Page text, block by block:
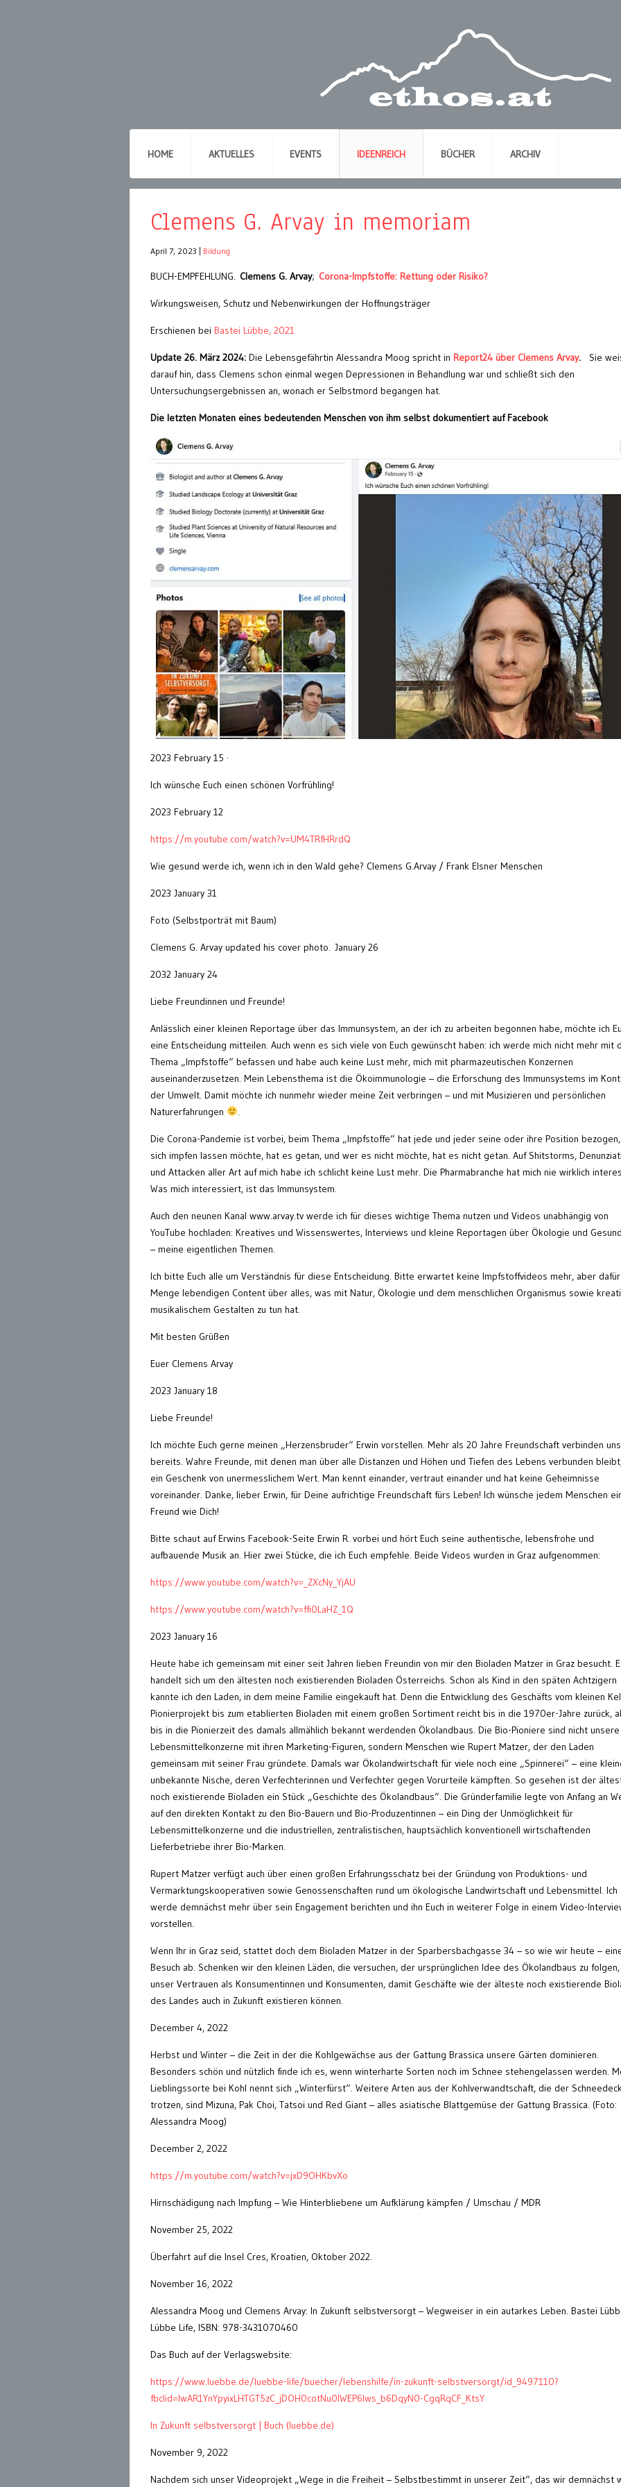
HOME AKTUELLES EVENTS IDEENREICH BÜCHER ARCHIV
Clemens G. Arvay in memoriam
April 7, 2023 Bildung
BUCH-EMPFEHLUNG. Clemens G. Arvay; Corona-Impfstoffe: Rettung oder Risiko?
Wirkungsweisen, Schutz und Nebenwirkungen der Hoffnungsträger
Erschienen bei Bastei Lübbe, 2021
Update 26. März 2024: Die Lebensgefährtin Alessandra Moog spricht in Report24 über Clemens Arvay. Sie
darauf hin, dass Clemens schon einmal wegen Depressionen in Behandlung war und schließt sich den
Untersuchungsergebnissen an, wonach er Selbstmord begangen hat.
Die letzten Monaten eines bedeutenden Menschen von ihm selbst dokumentiert auf Facebook
2023 February 15 ·
Ich wünsche Euch einen schönen Vorfrühling!
2023 February 12
https://m.youtube.com/watch?v=UM4TRfHRrdQ
Wie gesund werde ich, wenn ich in den Wald gehe? Clemens G.Arvay / Frank Elsner Menschen
2023 January 31
Foto (Selbstporträt mit Baum)
Clemens G. Arvay updated his cover photo. January 26
2032 January 24
Liebe Freundinnen und Freunde!
Anlässlich einer kleinen Reportage über das Immunsystem, an der ich zu arbeiten begonnen habe, möchte ich
eine Entscheidung mitteilen. Auch wenn es sich viele von Euch gewünscht haben: ich werde mich nicht mehr mit
Thema „Impfstoffe“ befassen und habe auch keine Lust mehr, mich mit pharmazeutischen Konzernen
auseinanderzusetzen. Mein Lebensthema ist die Ökoimmunologie – die Erforschung des Immunsystems im
der Umwelt. Damit möchte ich nunmehr wieder meine Zeit verbringen – und mit Musizieren und persönlichen
Naturerfahrungen
.
Die Corona-Pandemie ist vorbei, beim Thema „Impfstoffe“ hat jede und jeder seine oder ihre Position
sich impfen lassen möchte, hat es getan, und wer es nicht möchte, hat es nicht getan. Auf Shitstorms,
und Attacken aller Art auf mich habe ich schlicht keine Lust mehr. Die Pharmabranche hat mich nie wirklich
Was mich interessiert, ist das Immunsystem.
Auch den neunen Kanal www.arvay.tv werde ich für dieses wichtige Thema nutzen und Videos unabhängig von
YouTube hochladen: Kreatives und Wissenswertes, Interviews und kleine Reportagen über Ökologie und
– meine eigentlichen Themen.
Ich bitte Euch alle um Verständnis für diese Entscheidung. Bitte erwartet keine Impfstoffvideos mehr, aber
Menge lebendigen Content über alles, was mit Natur, Ökologie und dem menschlichen Organismus sowie
musikalischem Gestalten zu tun hat.
Mit besten Grüßen
Euer Clemens Arvay
2023 January 18
Liebe Freunde!
Ich möchte Euch gerne meinen „Herzensbruder“ Erwin vorstellen. Mehr als 20 Jahre Freundschaft verbinden uns
bereits. Wahre Freunde, mit denen man über alle Distanzen und Höhen und Tiefen des Lebens verbunden
ein Geschenk von unermesslichem Wert. Man kennt einander, vertraut einander und hat keine Geheimnisse
voreinander. Danke, lieber Erwin, für Deine aufrichtige Freundschaft fürs Leben! Ich wünsche jedem Menschen
Freund wie Dich!
Bitte schaut auf Erwins Facebook-Seite Erwin R. vorbei und hört Euch seine authentische, lebensfrohe und
aufbauende Musik an. Hier zwei Stücke, die ich Euch empfehle. Beide Videos wurden in Graz aufgenommen:
https://www.youtube.com/watch?v=_ZXcNy_YjAU
https://www.youtube.com/watch?v=ffi0LaHZ_1Q
2023 January 16
Heute habe ich gemeinsam mit einer seit Jahren lieben Freundin von mir den Bioladen Matzer in Graz besucht.
handelt sich um den ältesten noch existierenden Bioladen Österreichs. Schon als Kind in den späten Achtzigern
kannte ich den Laden, in dem meine Familie eingekauft hat. Denn die Entwicklung des Geschäfts vom kleinen
Pionierprojekt bis zum etablierten Bioladen mit einem großen Sortiment reicht bis in die 1970er-Jahre zurück,
bis in die Pionierzeit des damals allmählich bekannt werdenden Ökolandbaus. Die Bio-Pioniere sind nicht unsere
Lebensmittelkonzerne mit ihren Marketing-Figuren, sondern Menschen wie Rupert Matzer, der den Laden
gemeinsam mit seiner Frau gründete. Damals war Ökolandwirtschaft für viele noch eine „Spinnerei“ – eine
unbekannte Nische, deren Verfechterinnen und Verfechter gegen Vorurteile kämpften. So gesehen ist der
noch existierende Bioladen ein Stück „Geschichte des Ökolandbaus“. Die Gründerfamilie legte von Anfang an
auf den direkten Kontakt zu den Bio-Bauern und Bio-Produzentinnen – ein Ding der Unmöglichkeit für
Lebensmittelkonzerne und die industriellen, zentralistischen, hauptsächlich konventionell wirtschaftenden
Lieferbetriebe ihrer Bio-Marken.
Rupert Matzer verfügt auch über einen großen Erfahrungsschatz bei der Gründung von Produktions- und
Vermarktungskooperativen sowie Genossenschaften rund um ökologische Landwirtschaft und Lebensmittel. Ich
werde demnächst mehr über sein Engagement berichten und ihn Euch in weiterer Folge in einem Video-
vorstellen.
Wenn Ihr in Graz seid, stattet doch dem Bioladen Matzer in der Sparbersbachgasse 34 – so wie wir heute –
Besuch ab. Schenken wir den kleinen Läden, die versuchen, der ursprünglichen Idee des Ökolandbaus zu folgen,
unser Vertrauen als Konsumentinnen und Konsumenten, damit Geschäfte wie der älteste noch existierende
des Landes auch in Zukunft existieren können.
December 4, 2022
Herbst und Winter – die Zeit in der die Kohlgewächse aus der Gattung Brassica unsere Gärten dominieren.
Besonders schön und nützlich finde ich es, wenn winterharte Sorten noch im Schnee stehengelassen werden.
Lieblingssorte bei Kohl nennt sich „Winterfürst“. Weitere Arten aus der Kohlverwandtschaft, die der
trotzen, sind Mizuna, Pak Choi, Tatsoi und Red Giant – alles asiatische Blattgemüse der Gattung Brassica. (Foto:
Alessandra Moog)
December 2, 2022
https://m.youtube.com/watch?v=jxD9OHKbvXo
Hirnschädigung nach Impfung – Wie Hinterbliebene um Aufklärung kämpfen / Umschau / MDR
November 25, 2022
Überfahrt auf die Insel Cres, Kroatien, Oktober 2022.
November 16, 2022
Alessandra Moog und Clemens Arvay: In Zukunft selbstversorgt – Wegweiser in ein autarkes Leben. Bastei
Lübbe Life, ISBN: 978-3431070460
Das Buch auf der Verlagswebsite:
https://www.luebbe.de/luebbe-life/buecher/lebenshilfe/in-zukunft-selbstversorgt/id_9497110?
fbclid=IwAR1YnYpyixLHTGT5zC_jDOH0cotNu0IWEP6lws_b6DqyN0-CgqRqCF_KtsY
In Zukunft selbstversorgt | Buch (luebbe.de)
November 9, 2022
Nachdem sich unser Videoprojekt „Wege in die Freiheit – Selbstbestimmt in unserer Zeit“, das wir demnächst